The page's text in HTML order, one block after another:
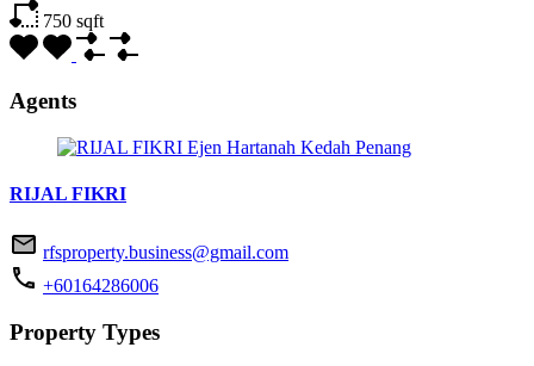
750 sqft
Agents
RIJAL FIKRI
rfsproperty.business@gmail.com
+60164286006
Property Types